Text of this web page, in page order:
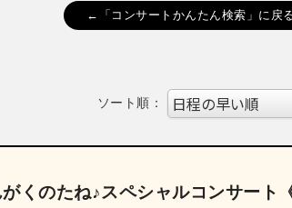
←「コンサートかんたん検索」に戻
ソート順：
くのたね♪スペシャルコンサート